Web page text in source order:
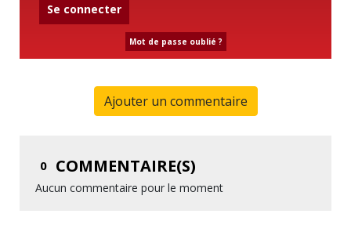
Se connecter
Mot de passe oublié ?
Ajouter un commentaire
0 COMMENTAIRE(S)
Aucun commentaire pour le moment